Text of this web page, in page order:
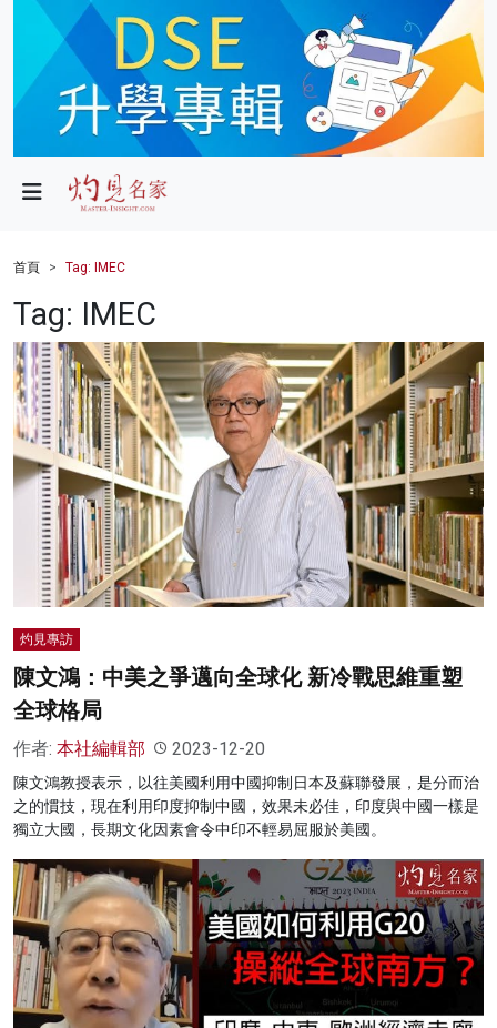
政局
財經
健康
商業
科技
影片
名家榜
灼見活動
首頁 Tag: IMEC
Tag: IMEC
灼見專訪
陳文鴻：中美之爭邁向全球化 新冷戰思維重塑
全球格局
作者: 本社編輯部 2023-12-20
陳文鴻教授表示，以往美國利用中國抑制日本及蘇聯發展，是分而治
之的慣技，現在利用印度抑制中國，效果未必佳，印度與中國一樣是
獨立大國，長期文化因素會令中印不輕易屈服於美國。